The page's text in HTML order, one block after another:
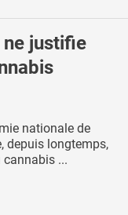
ne justifie
nationale de
depuis longtemps,
cannabis ...